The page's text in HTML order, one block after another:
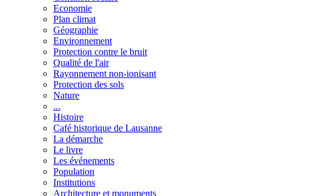
Economie
Plan climat
Géographie
Environnement
Protection contre le bruit
Qualité de l'air
Rayonnement non-ionisant
Protection des sols
Nature
...
Histoire
Café historique de Lausanne
La démarche
Le livre
Les événements
Population
Institutions
Architecture et monuments